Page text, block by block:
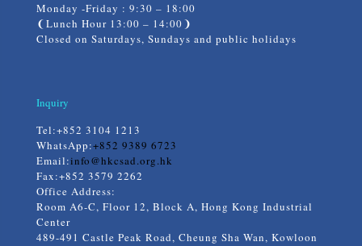
Monday -Friday : 9:30 – 18:00
❨Lunch Hour 13:00 – 14:00❩
Closed on Saturdays, Sundays and public holidays
Inquiry
Tel:+852 3104 1213
WhatsApp:+852 9389 6723
Email:info@hkcsad.org.hk
Fax:+852 3579 2262
Office Address:
Room A6-C, Floor 12, Block A, Hong Kong Industrial
Center
489-491 Castle Peak Road, Cheung Sha Wan, Kowloon